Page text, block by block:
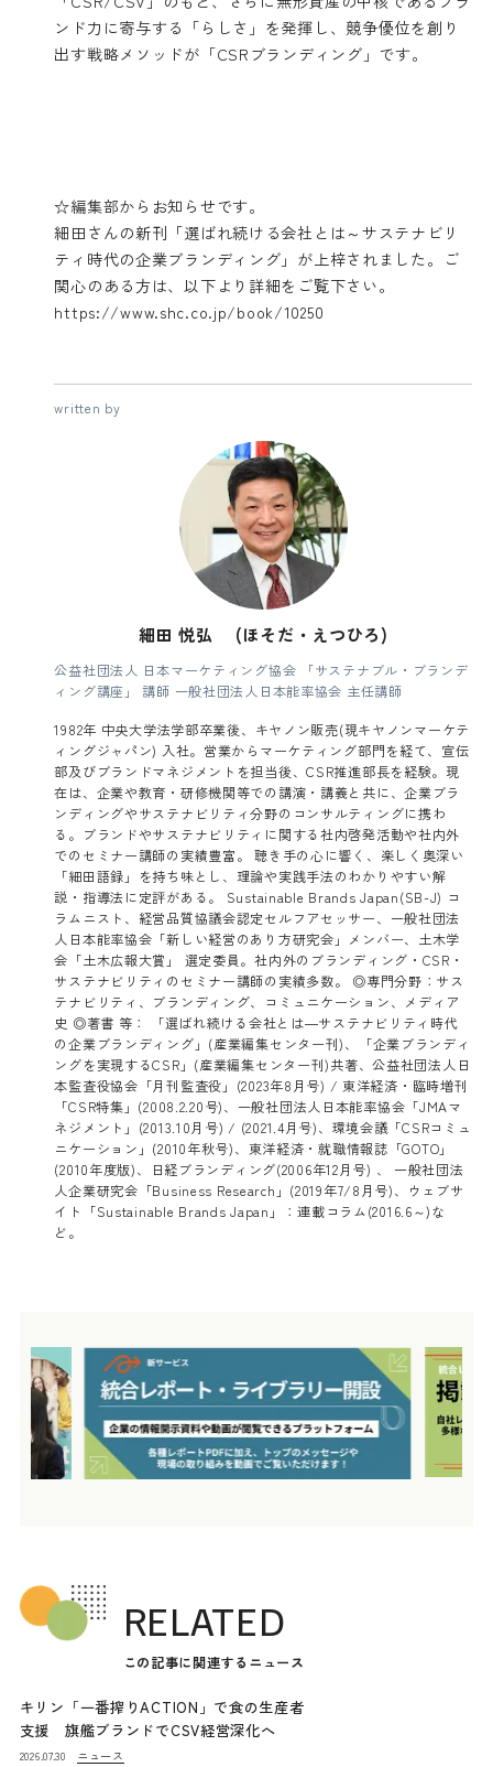
ンド力に寄与する「らしさ」を発揮し、競争優位を創り
出す戦略メソッドが「CSRブランディング」です。
☆編集部からお知らせです。
細田さんの新刊「選ばれ続ける会社とは～サステナビリ
ティ時代の企業ブランディング」が上梓されました。ご
関心のある方は、以下より詳細をご覧下さい。
https://www.shc.co.jp/book/10250
written by
細田 悦弘 (ほそだ・えつひろ)
公益社団法人 日本マーケティング協会 「サステナブル・ブランデ
ィング講座」 講師 一般社団法人日本能率協会 主任講師
1982年 中央大学法学部卒業後、キヤノン販売(現キヤノンマーケテ
ィングジャパン) 入社。営業からマーケティング部門を経て、宣伝
部及びブランドマネジメントを担当後、CSR推進部長を経験。現
在は、企業や教育・研修機関等での講演・講義と共に、企業ブラ
ンディングやサステナビリティ分野のコンサルティングに携わ
る。ブランドやサステナビリティに関する社内啓発活動や社内外
でのセミナー講師の実績豊富。 聴き手の心に響く、楽しく奥深い
「細田語録」を持ち味とし、理論や実践手法のわかりやすい解
説・指導法に定評がある。 Sustainable Brands Japan(SB-J) コ
ラムニスト、経営品質協議会認定セルフアセッサー、一般社団法
人日本能率協会「新しい経営のあり方研究会」メンバー、土木学
会「土木広報大賞」 選定委員。社内外のブランディング・CSR・
サステナビリティのセミナー講師の実績多数。 ◎専門分野：サス
テナビリティ、ブランディング、コミュニケーション、メディア
史 ◎著書 等： 「選ばれ続ける会社とは―サステナビリティ時代
の企業ブランディング」(産業編集センター刊)、「企業ブランディ
ングを実現するCSR」(産業編集センター刊)共著、公益社団法人日
本監査役協会「月刊監査役」(2023年8月号) / 東洋経済・臨時増刊
「CSR特集」(2008.2.20号)、一般社団法人日本能率協会「JMAマ
ネジメント」(2013.10月号) / (2021.4月号)、環境会議「CSRコミュ
ニケーション」(2010年秋号)、東洋経済・就職情報誌「GOTO」
(2010年度版)、日経ブランディング(2006年12月号) 、 一般社団法
人企業研究会「Business Research」(2019年7/8月号)、ウェブサ
イト「Sustainable Brands Japan」：連載コラム(2016.6～)な
ど。
RELATED
この記事に関連するニュース
キリン「一番搾りACTION」で食の生産者
支援 旗艦ブランドでCSV経営深化へ
2026.07.30 ニュース